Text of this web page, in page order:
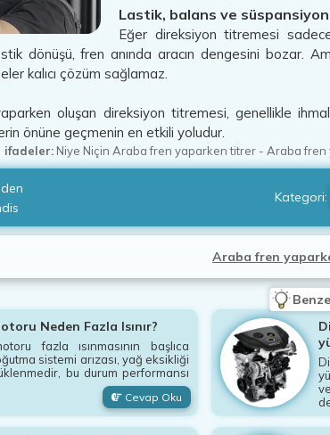
Lastik, balans ve
Eğer direksiyon titremesi
dönüşü, fren anında aracın dengesini bozar.
kalıcı çözüm sağlamaz.
oluşan direksiyon titremesi, genellikle
önüne geçmenin en etkili yoludur.
ifadeler: Niye Niçin Araba fren yaparken titrer - Araba fren
Kategori:
Araba fren
Neden Fazla Isınır?
fazla ısınmasının başlıca
sistemi arızası, yağ eksikliği
bu durum performansı
Cevap Oku